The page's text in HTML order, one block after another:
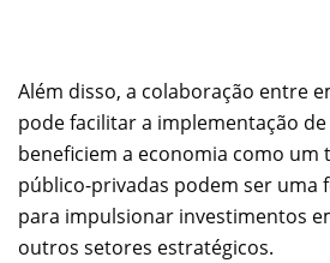
Além disso, a colaboração entre
pode facilitar a implementação
beneficiem a economia como um
público-privadas podem ser uma
para impulsionar investimentos
outros setores estratégicos.